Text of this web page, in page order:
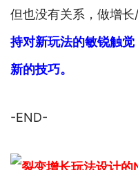
但也没有关系，做增长
持对新玩法的敏锐触
新的技巧。
-END-